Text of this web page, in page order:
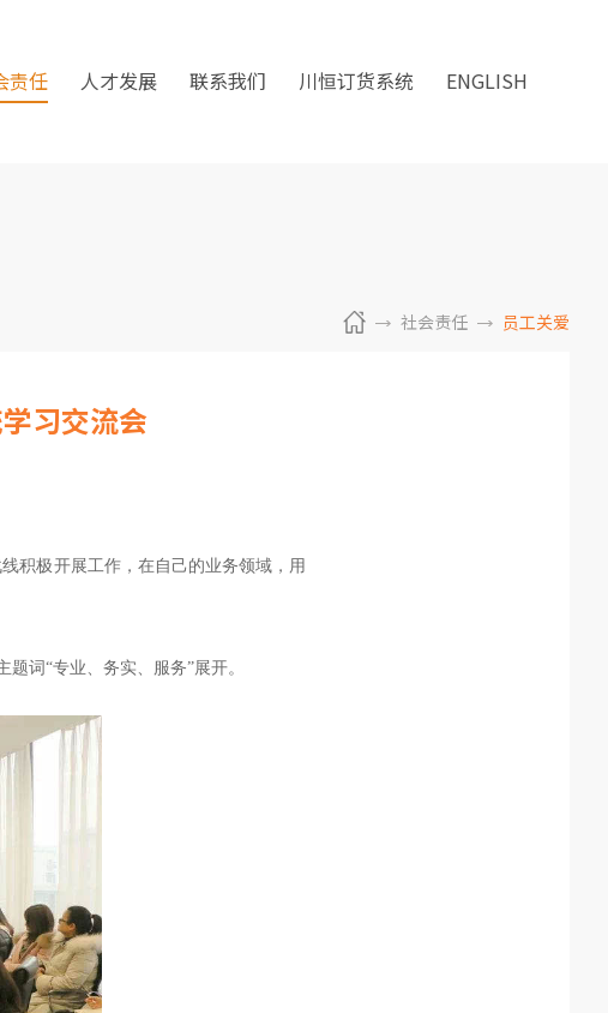
责任 人才发展 联系我们 川恒订货系统 ENGLISH
社会责任 员工关爱
习交流会
积极开展工作，在自己的业务领域，用
词“专业、务实、服务”展开。